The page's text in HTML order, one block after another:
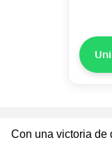
Con una victoria de